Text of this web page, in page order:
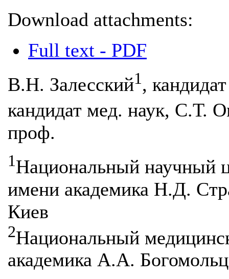
Download attachments:
Full text - PDF
В.Н. Залесский1 ,
кандидат мед. наук, С.Т.
проф.
1Национальный научный
имени академика Н.Д.
Киев
2Национальный
академика А.А.